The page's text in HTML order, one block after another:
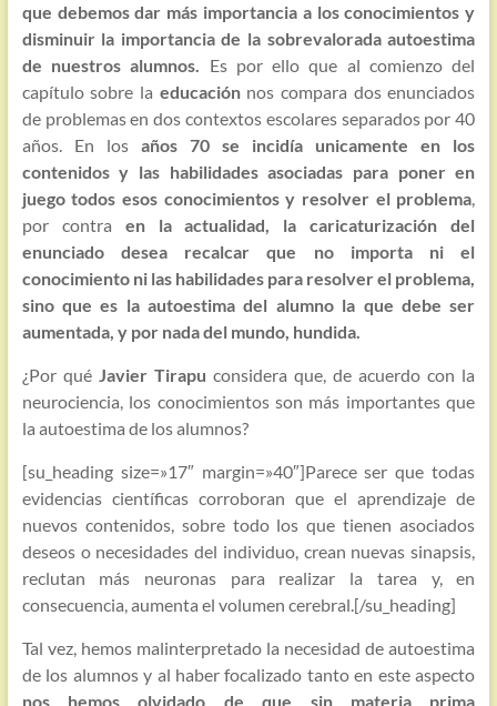
que debemos dar más importancia a los conocimientos y
disminuir la importancia de la sobrevalorada autoestima
de nuestros alumnos. Es por ello que al comienzo del
capítulo sobre la educaciónnos compara dos enunciados
de problemas en dos contextos escolares separados por 40
años. En losaños 70 se incidía unicamente en los
contenidos y las habilidades asociadas para poner en
juego todos esos conocimientos y resolver el problema,
por contra en la actualidad, la caricaturización del
enunciado desea recalcar que no importa ni el
conocimiento ni las habilidades para resolver el problema,
sino que es la autoestima del alumno la que debe ser
aumentada, y por nada del mundo, hundida.
¿Por qué Javier Tirapu considera que, de acuerdo con la
neurociencia, los conocimientos son más importantes que
la autoestima de los alumnos?
[su_heading size=»17″ margin=»40″]Parece ser que todas
evidencias científicas corroboran que el aprendizaje de
nuevos contenidos, sobre todo los que tienen asociados
deseos o necesidades del individuo, crean nuevas sinapsis,
reclutan más neuronas para realizar la tarea y, en
consecuencia, aumenta el volumen cerebral.[/su_heading]
Tal vez, hemos malinterpretado la necesidad de autoestima
de los alumnos y al haber focalizado tanto en este aspecto
nos hemos olvidado de que sin materia prima